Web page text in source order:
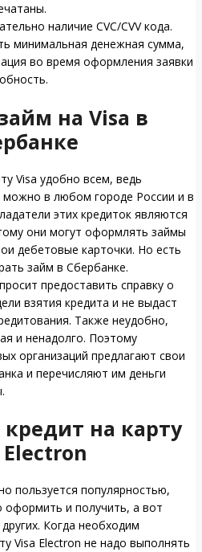
наличие CVC/CVV кода.
минимальная денежная сумма,
во время оформления заявки
на Visa в
Visa удобно всем, ведь
можно в любом городе России и в
этих кредиток являются
они могут оформлять займы
дебетовые карточки. Но есть
займ в Сбербанке.
предоставить справку о
взятия кредита и не выдаст
Также неудобно,
и ненадолго. Поэтому
организаций предлагают свои
и перечисляют им деньги
на карту
Electron
пользуется популярностью,
оформить и получить, а вот
Когда необходим
Visa Electron не надо выполнять